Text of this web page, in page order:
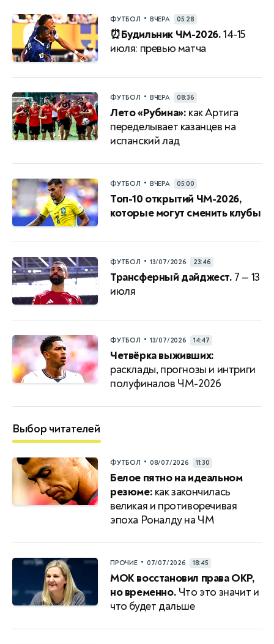
ФУТБОЛ • ВЧЕРА 05:28
⏰Будильник ЧМ-2026.14-15
июля: превью матча
ФУТБОЛ • ВЧЕРА 08:36
Лето «Рубина»: как Артига
переделывает казанцев на
испанский лад
ФУТБОЛ • ВЧЕРА 05:00
Топ-10 открытий ЧМ-2026,
которые могут сменить клубы
ФУТБОЛ • 13/07/2026 23:46
Трансферный дайджест. 7 — 13
июля
ФУТБОЛ • 13/07/2026 14:47
Четвёрка выживших:
расклады, прогнозы и интриги
полуфиналов ЧМ-2026
Выбор читателей
ФУТБОЛ • 08/07/2026 11:30
Белое пятно на идеальном
резюме: как закончилась
великая и противоречивая
эпоха Роналду на ЧМ
ПРОЧИЕ • 07/07/2026 18:45
МОК восстановил права ОКР,
но временно. Что это значит и
что будет дальше